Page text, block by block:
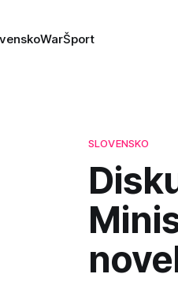
WarŠport
SLOVENSKO